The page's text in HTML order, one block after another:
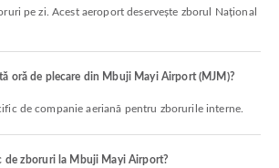
oră de plecare din Mbuji Mayi Airport (MJM)?
de companie aeriană pentru zborurile interne.
de zboruri la Mbuji Mayi Airport?